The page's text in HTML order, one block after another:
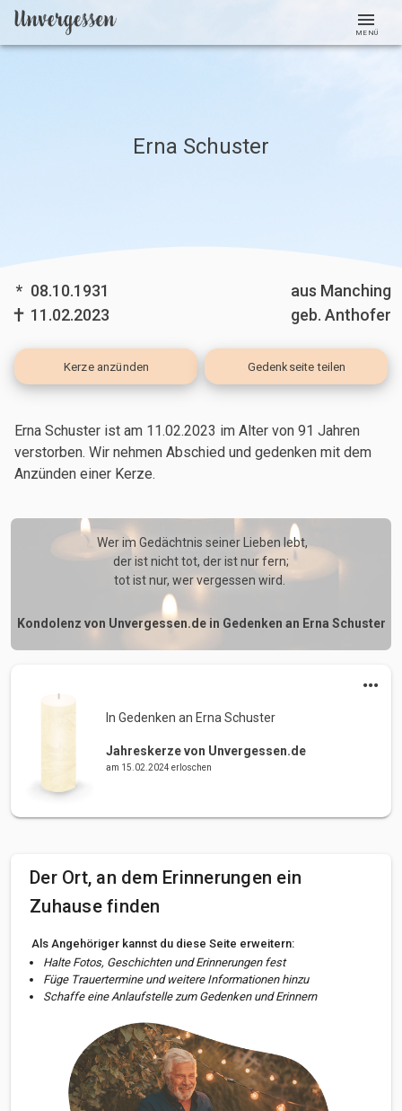
MENÜ
Erna Schuster
* 08.10.1931
11.02.2023
aus Manching
geb. Anthofer
Kerze anzünden Gedenkseite teilen
Erna Schuster ist am 11.02.2023 im Alter von 91 Jahren
verstorben. Wir nehmen Abschied und gedenken mit dem
Anzünden einer Kerze.
Wer im Gedächtnis seiner Lieben lebt,
der ist nicht tot, der ist nur fern;
tot ist nur, wer vergessen wird.
Kondolenz von Unvergessen.de in Gedenken an Erna Schuster
In Gedenken an Erna Schuster
Jahreskerze von Unvergessen.de
am 15.02.2024 erloschen
Der Ort, an dem Erinnerungen ein
Zuhause finden
Als Angehöriger kannst du diese Seite erweitern:
Halte Fotos, Geschichten und Erinnerungen fest
Füge Trauertermine und weitere Informationen hinzu
Schaffe eine Anlaufstelle zum Gedenken und Erinnern